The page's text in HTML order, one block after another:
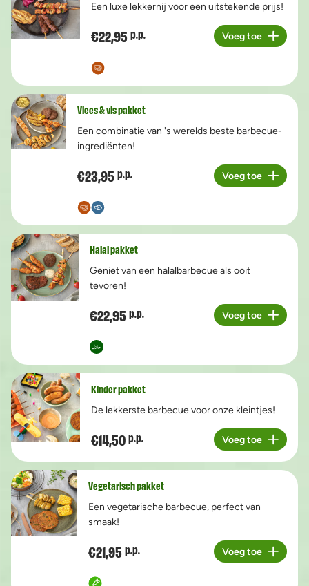
Een luxe lekkernij voor een uitstekende prijs!
€22,95 p.p.
Aantal
Voeg toe
Vlees & vis pakket
Een combinatie van 's werelds beste barbecue-
ingrediënten!
€23,95 p.p.
Aantal
Voeg toe
Halal pakket
Geniet van een halalbarbecue als ooit
tevoren!
€22,95 p.p.
Aantal
Voeg toe
Kinder pakket
De lekkerste barbecue voor onze kleintjes!
€14,50 p.p.
Aantal
Voeg toe
Vegetarisch pakket
Een vegetarische barbecue, perfect van
smaak!
€21,95 p.p.
Aantal
Voeg toe